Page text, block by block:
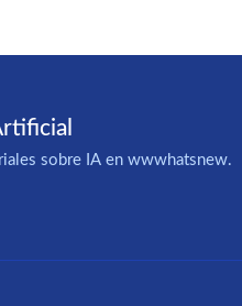
sobre IA en wwwhatsnew.